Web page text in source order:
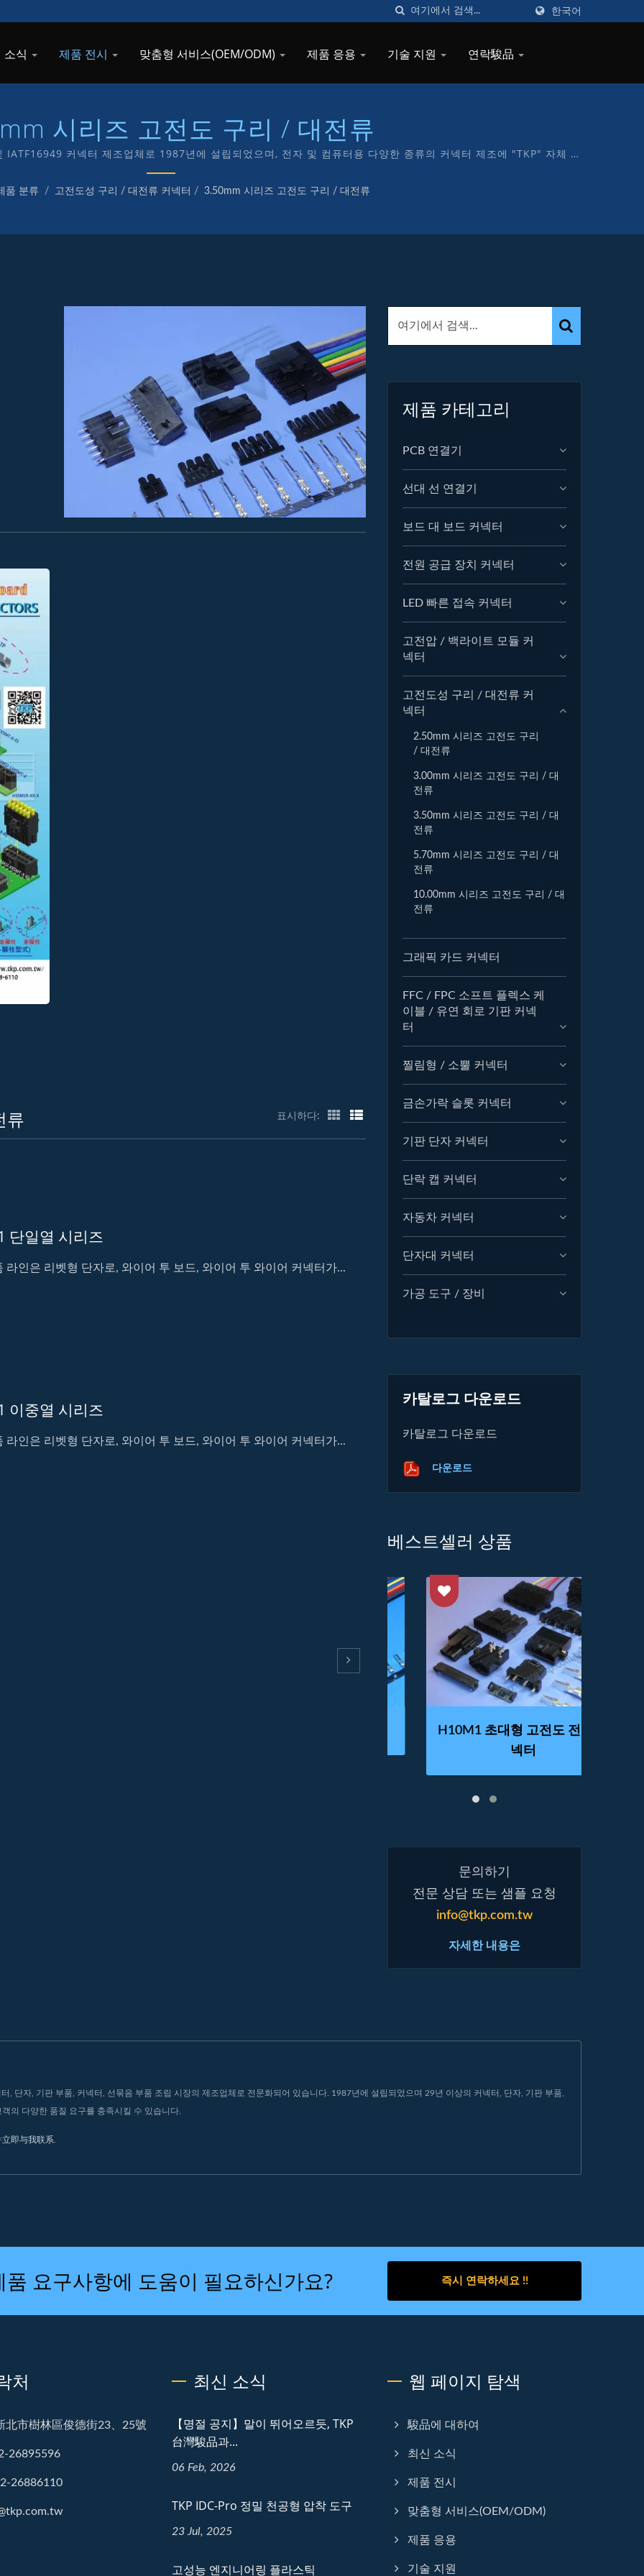
한국어
소식 제품 전시 맞춤형 서비스(OEM/ODM) 제품 응용 기술 지원 연락駿品
시리즈 고전도 구리 / 대전류
커넥터 제조업체로 1987년에 설립되었으며, 전자 및 컴퓨터용 다양한 종류의 커넥터 제조에 "TKP" 자체 브
랜드를 전념하고 있습니다.
품 분류 / 고전도성 구리 / 대전류 커넥터 / 3.50mm 시리즈 고전도 구리 / 대전류
류 표시하다:
단일열 시리즈
라인은 리벳형 단자로, 와이어 투 보드, 와이어 투 와이어 커넥터가...
이중열 시리즈
라인은 리벳형 단자로, 와이어 투 보드, 와이어 투 와이어 커넥터가...
제품 카테고리
PCB 연결기
선대 선 연결기
보드 대 보드 커넥터
전원 공급 장치 커넥터
LED 빠른 접속 커넥터
고전압 / 백라이트 모듈 커
넥터
고전도성 구리 / 대전류 커
넥터
2.50mm 시리즈 고전도 구리
/ 대전류
3.00mm 시리즈 고전도 구리 / 대
전류
3.50mm 시리즈 고전도 구리 / 대
전류
5.70mm 시리즈 고전도 구리 / 대
전류
10.00mm 시리즈 고전도 구리 / 대
전류
그래픽 카드 커넥터
FFC / FPC 소프트 플렉스 케
이블 / 유연 회로 기판 커넥
터
찔림형 / 소뿔 커넥터
금손가락 슬롯 커넥터
기판 단자 커넥터
단락 캡 커넥터
자동차 커넥터
단자대 커넥터
가공 도구 / 장비
카탈로그 다운로드
카탈로그 다운로드
다운로드
베스트셀러 상품
H10M1 초대형 고전도 전류 커
문의하기
전문 상담 또는 샘플 요청
info@tkp.com.tw
자세한 내용은
, 단자, 기판 부품, 커넥터, 선묶음 부품 조립 시장의 제조업체로 전문화되어 있습니다. 1987년에 설립되었으며 29년 이상의 커넥터, 단자, 기판 부품,
의 다양한 품질 요구를 충족시킬 수 있습니다.
立即与我联系
요구사항에 도움이 필요하신가요? 즉시 연락하세요 !!
처
北市樹林區俊德街23、25號
26895596
26886110
최신 소식
【명절 공지】말이 뛰어오르듯, TKP
台灣駿品과...
06 Feb, 2026
TKP IDC-Pro 정밀 천공형 압착 도구
23 Jul, 2025
고성능 엔지니어링 플라스틱
웹 페이지 탐색
駿品에 대하여
최신 소식
제품 전시
맞춤형 서비스(OEM/ODM)
제품 응용
기술 지원